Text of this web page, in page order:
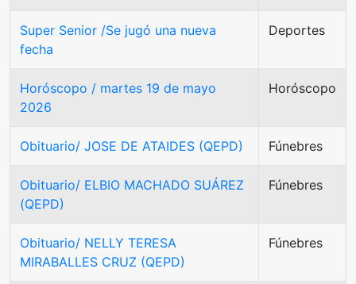
Super Senior /Se jugó una nueva
fecha
Deportes
Horóscopo / martes 19 de mayo
2026
Horóscopo
Obituario/ JOSE DE ATAIDES (QEPD) Fúnebres
Obituario/ ELBIO MACHADO SUÁREZ
(QEPD)
Fúnebres
Obituario/ NELLY TERESA
MIRABALLES CRUZ (QEPD)
Fúnebres